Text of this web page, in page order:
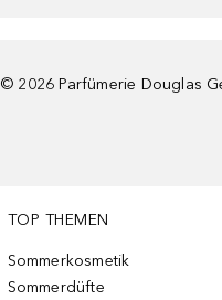
© 2026 Parfümerie Douglas
TOP THEMEN
Sommerkosmetik
Sommerdüfte